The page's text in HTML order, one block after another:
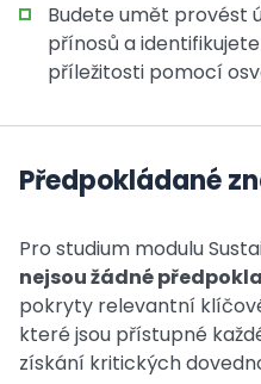
Budete umět provést
přínosů a
příležitosti pomocí
Předpokládané
Pro studium modulu
nejsou žádné
pokryty relevantní
které jsou přístupné
získání kritických